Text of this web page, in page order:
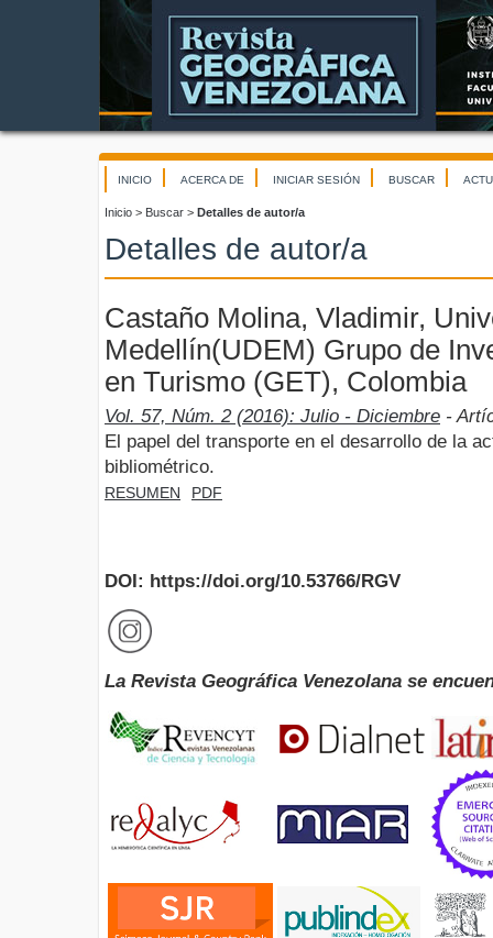
INICIO ACERCA DE INICIAR SESIÓN BUSCAR
Inicio > Buscar > Detalles de autor/a
Detalles de autor/a
Castaño Molina, Vladimir,
Medellín(UDEM) Grupo de
en Turismo (GET), Colombia
Vol. 57, Núm. 2 (2016): Julio - Diciembre -
El papel del transporte en el desarrollo de la
bibliométrico.
RESUMEN PDF
DOI: https://doi.org/10.53766/RGV
La Revista Geográfica Venezolana se